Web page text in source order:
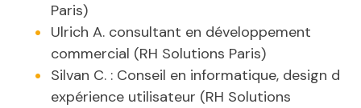
Paris)
Ulrich A. consultant en développement
commercial (RH Solutions Paris)
Silvan C. : Conseil en informatique, design d
expérience utilisateur (RH Solutions